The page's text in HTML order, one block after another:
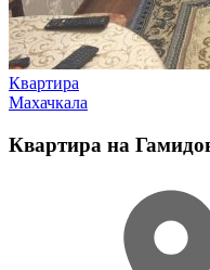
Квартира
Махачкала
Квартира на